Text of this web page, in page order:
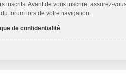
inscrits. Avant de vous inscrire, assurez-
forum lors de votre navigation.
de confidentialité